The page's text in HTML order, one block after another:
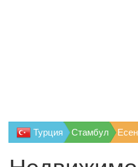
Турция Стамбул